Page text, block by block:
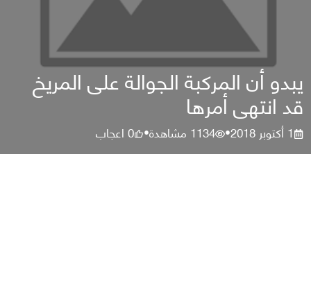
يبدو أن المركبة الجوالة على المريخ
قد انتهى أمرها
1 أكتوبر 2018 •
1134 مشاهدة•
0اعجاب